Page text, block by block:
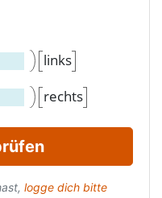
links
rechts
logge dich bitte